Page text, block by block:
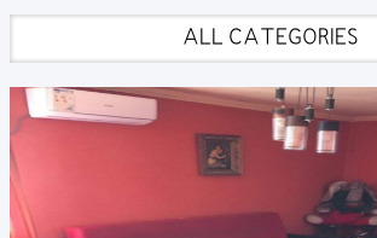
ALL CATEGORIES